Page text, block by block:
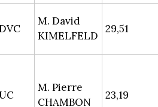
M. David
KIMELFELD
29,51
M. Pierre
CHAMBON
23,19